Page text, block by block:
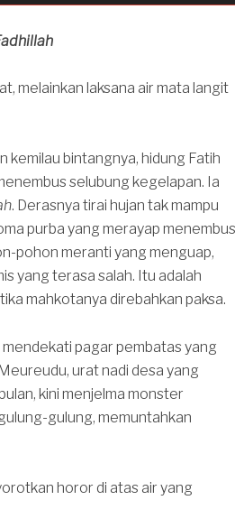
melainkan laksana air mata langit
kemilau bintangnya, hidung Fatih
selubung kegelapan. Ia
. Derasnya tirai hujan tak mampu
purba yang merayap menembus
pohon meranti yang menguap,
yang terasa salah. Itu adalah
mahkotanya direbahkan paksa.
pagar pembatas yang
urat nadi desa yang
kini menjelma monster
gulung, memuntahkan
horor di atas air yang